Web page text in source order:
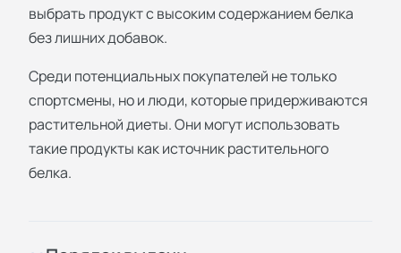
выбрать продукт с высоким содержанием белка
без лишних добавок.
Среди потенциальных покупателей не только
спортсмены, но и люди, которые придерживаются
растительной диеты. Они могут использовать
такие продукты как источник растительного
белка.